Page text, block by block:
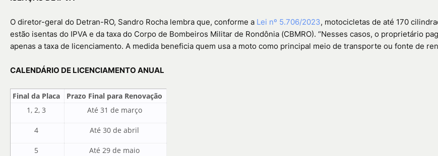
O diretor-geral do Detran-RO, Sandro Rocha lembra que, conforme a Lei nº 5.706/2023, motocicletas de até 170
estão isentas do IPVA e da taxa do Corpo de Bombeiros Militar de Rondônia (CBMRO). “Nesses casos, o proprietário
apenas a taxa de licenciamento. A medida beneficia quem usa a moto como principal meio de transporte ou fonte de
CALENDÁRIO DE LICENCIAMENTO ANUAL
Final da Placa
Prazo Final para Renovação
1, 2, 3
Até 31 de março
4 Até 30 de abril
5 Até 29 de maio